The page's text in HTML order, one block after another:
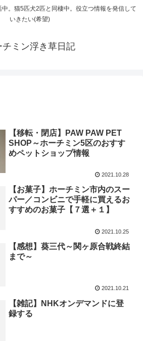
。猫5匹犬2匹と同棲中。役立つ情報を発信して
いきたい(希望)
チミン浮き草日記
【移転・閉店】PAW PAW PET
SHOP～ホーチミン5区のおすす
めペットショップ情報
2021.10.28
【お菓子】ホーチミン市内のスー
パー／コンビニで手軽に買えるお
すすめのお菓子【７選＋１】
2021.10.25
【感想】葵三代～関ヶ原合戦終結
まで～
2021.10.21
【雑記】NHKオンデマンドに登
録する